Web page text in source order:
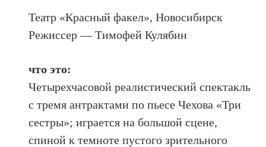
Театр «Красный факел», Новосибирск
Режиссер — Тимофей Кулябин
что это:
Четырехчасовой реалистический спектакль
с тремя антрактами по пьесе Чехова «Три
сестры»; играется на большой сцене,
спиной к темноте пустого зрительного